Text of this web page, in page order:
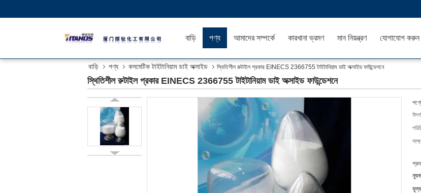
বাড়ি পণ্য আমাদের সম্পর্কে কারখানা ভ্রমণ মান নিয়ন্ত্রণ যোগাযোগ করুন
বাড়ি পণ্য কসমেটিক টাইটানিয়াম ডাই অক্সাইড স্থিতিশীল রুটাইল প্রকার EINECS 2366755 টাইটানিয়াম ডাই অক্সাইড ফাউন্ডেশনে
স্থিতিশীল রুটাইল প্রকার EINECS 2366755 টাইটানিয়াম ডাই অক্সাইড ফাউন্ডেশনে